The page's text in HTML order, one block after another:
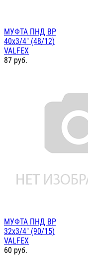
МУФТА ПНД ВР
40х3/4" (48/12)
VALFEX
87 руб.
МУФТА ПНД ВР
32х3/4" (90/15)
VALFEX
60 руб.